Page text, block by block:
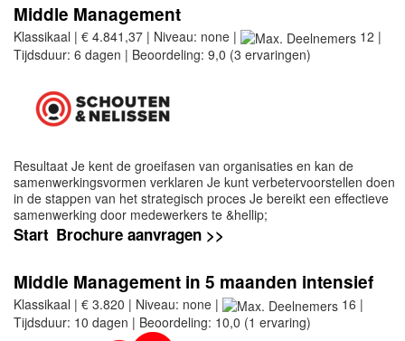
Middle Management
Klassikaal | € 4.841,37 | Niveau: none |
12 |
Tijdsduur: 6 dagen | Beoordeling: 9,0 (3 ervaringen)
Resultaat Je kent de groeifasen van organisaties en kan de
samenwerkingsvormen verklaren Je kunt verbetervoorstellen doen
in de stappen van het strategisch proces Je bereikt een effectieve
samenwerking door medewerkers te &hellip;
Start Brochure aanvragen >>
Middle Management in 5 maanden intensief
Klassikaal | € 3.820 | Niveau: none |
16 |
Tijdsduur: 10 dagen | Beoordeling: 10,0 (1 ervaring)